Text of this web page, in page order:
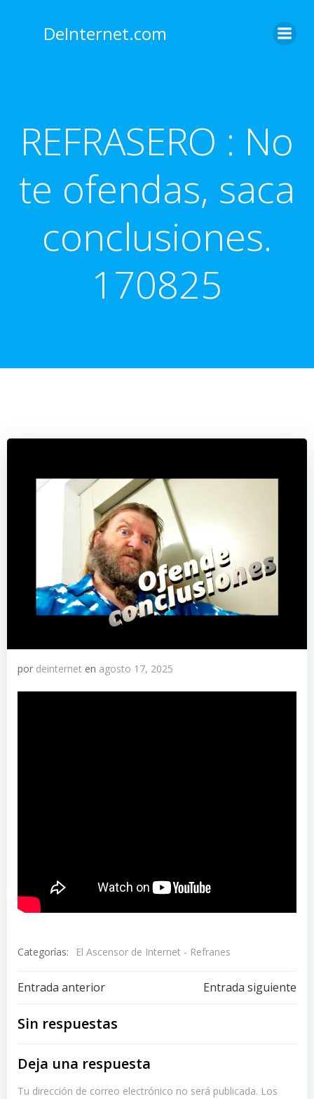
contenido
DeInternet.com
REFRASERO : No
te ofendas, saca
conclusiones.
170825
por deinternet en agosto 17, 2025
Categorías: El Ascensor de Internet - Refranes
Navegación
de
entradas
Entrada anterior
Navegación
Entrada siguiente
Sin respuestas
Deja una respuesta
Tu dirección de correo electrónico no será publicada. Los